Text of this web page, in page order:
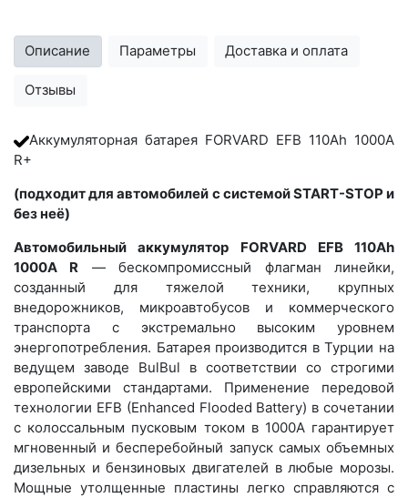
Описание Параметры Доставка и оплата
Отзывы
Аккумуляторная батарея FORVARD EFB 110Ah 1000A
R+
(подходит для автомобилей с системой START-STOP и
без неё)
Автомобильный аккумулятор FORVARD EFB 110Ah
1000A R — бескомпромиссный флагман линейки,
созданный для тяжелой техники, крупных
внедорожников, микроавтобусов и коммерческого
транспорта с экстремально высоким уровнем
энергопотребления. Батарея производится в Турции на
ведущем заводе BulBul в соответствии со строгими
европейскими стандартами. Применение передовой
технологии EFB (Enhanced Flooded Battery) в сочетании
с колоссальным пусковым током в 1000А гарантирует
мгновенный и бесперебойный запуск самых объемных
дизельных и бензиновых двигателей в любые морозы.
Мощные утолщенные пластины легко справляются с